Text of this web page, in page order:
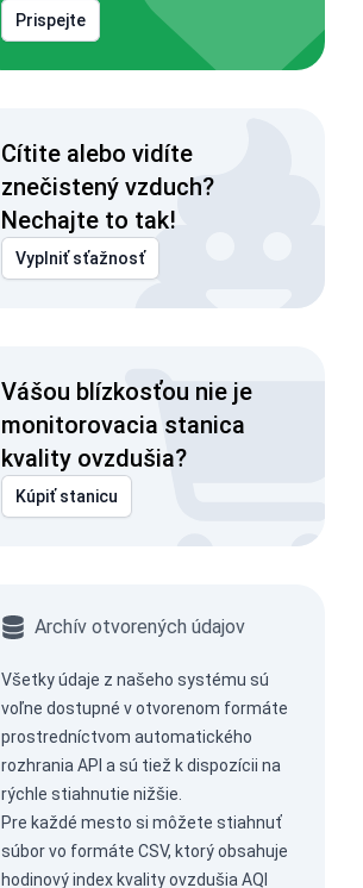
Prispejte
Cítite alebo vidíte
znečistený vzduch?
Nechajte to tak!
Vyplniť sťažnosť
Vášou blízkosťou nie je
monitorovacia stanica
kvality ovzdušia?
Kúpiť stanicu
Archív otvorených údajov
Všetky údaje z našeho systému sú
voľne dostupné v otvorenom formáte
prostredníctvom automatického
rozhrania API a sú tiež k dispozícii na
rýchle stiahnutie nižšie.
Pre každé mesto si môžete stiahnuť
súbor vo formáte CSV, ktorý obsahuje
hodinový index kvality ovzdušia AQI